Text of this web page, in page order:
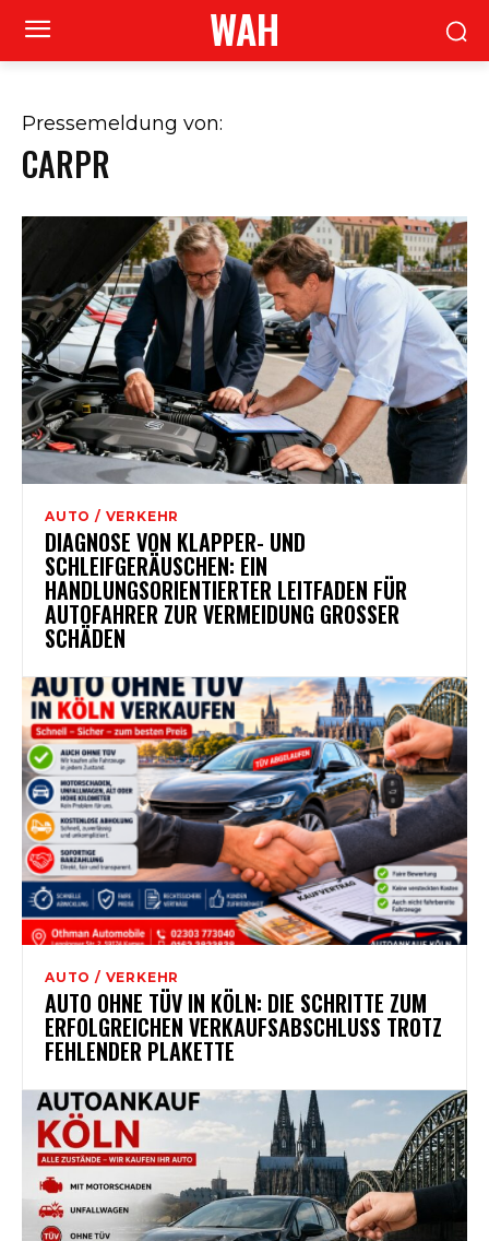
WAH
Pressemeldung von:
CARPR
AUTO / VERKEHR
DIAGNOSE VON KLAPPER- UND
SCHLEIFGERÄUSCHEN: EIN
HANDLUNGSORIENTIERTER LEITFADEN FÜR
AUTOFAHRER ZUR VERMEIDUNG GROSSER S
CHÄDEN
AUTO / VERKEHR
AUTO OHNE TÜV IN KÖLN: DIE SCHRITTE ZUM
ERFOLGREICHEN VERKAUFSABSCHLUSS TROTZ
FEHLENDER PLAKETTE